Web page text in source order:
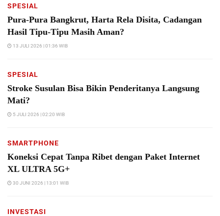
SPESIAL
Pura-Pura Bangkrut, Harta Rela Disita, Cadangan
Hasil Tipu-Tipu Masih Aman?
13 JULI 2026 | 01:36 WIB
SPESIAL
Stroke Susulan Bisa Bikin Penderitanya Langsung
Mati?
5 JULI 2026 | 02:20 WIB
SMARTPHONE
Koneksi Cepat Tanpa Ribet dengan Paket Internet
XL ULTRA 5G+
30 JUNI 2026 | 13:01 WIB
INVESTASI